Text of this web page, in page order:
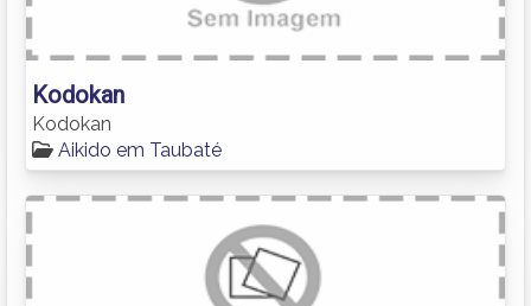
Kodokan
Kodokan
Aikido em Taubaté